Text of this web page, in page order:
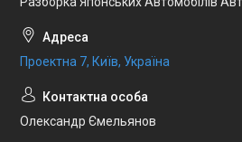
Проектна 7, Київ, Україна
Олександр Ємельянов